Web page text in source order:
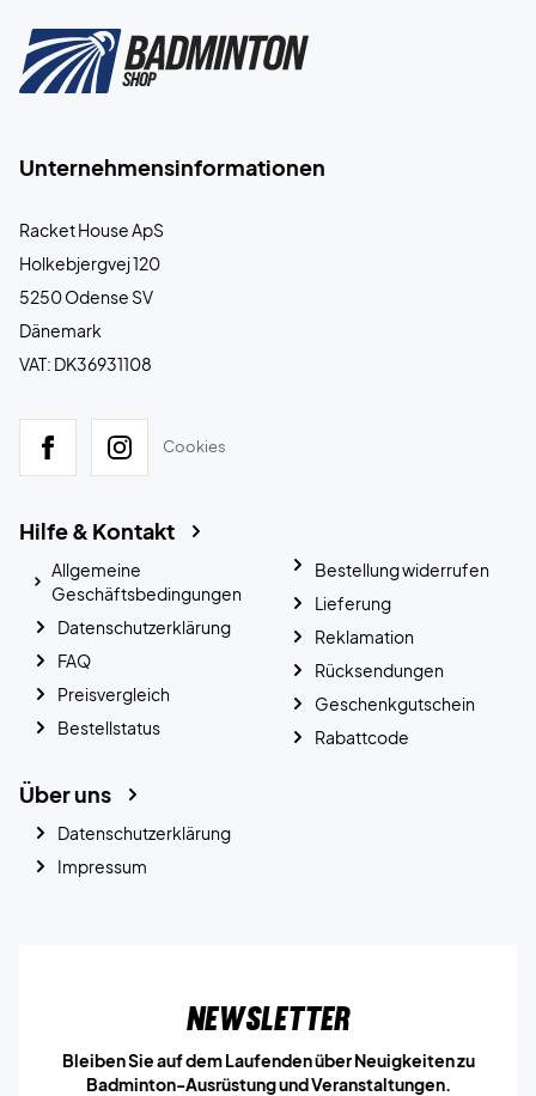
Unternehmensinformationen
Racket House ApS
Holkebjergvej 120
5250 Odense SV
Dänemark
VAT: DK36931108
Cookies
Hilfe & Kontakt
Allgemeine
Geschäftsbedingungen
Datenschutzerklärung
FAQ
Preisvergleich
Bestellstatus
Bestellung widerrufen
Lieferung
Reklamation
Rücksendungen
Geschenkgutschein
Rabattcode
Über uns
Datenschutzerklärung
Impressum
Newsletter
Bleiben Sie auf dem Laufenden über Neuigkeiten zu
Badminton-Ausrüstung und Veranstaltungen.